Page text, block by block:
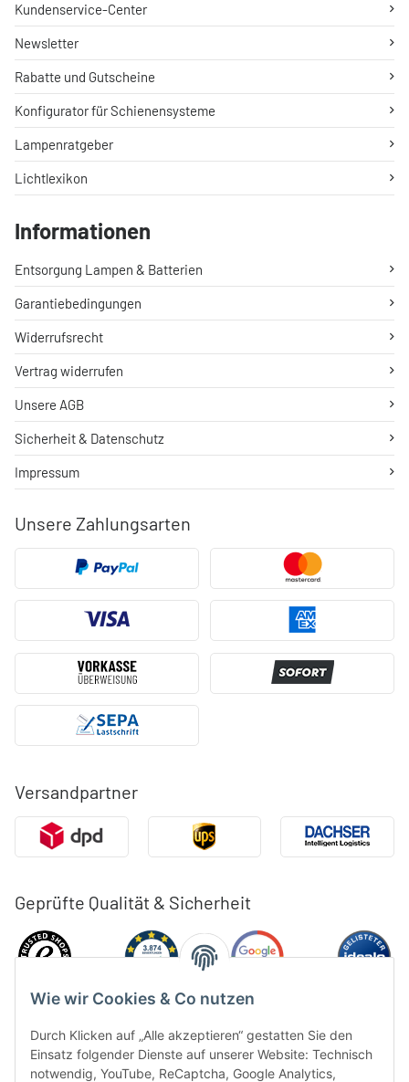
Wie wir Cookies & Co nutzen
Durch Klicken auf „Alle akzeptieren“ gestatten Sie den
Einsatz folgender Dienste auf unserer Website: Technisch
notwendig, YouTube, ReCaptcha, Google Analytics,
Unsere Zahlungsarten
Versandpartner
Geprüfte Qualität & Sicherheit
Kundenservice-Center
Newsletter
Rabatte und Gutscheine
Konfigurator für Schienensysteme
Lampenratgeber
Lichtlexikon
Informationen
Entsorgung Lampen & Batterien
Garantiebedingungen
Widerrufsrecht
Vertrag widerrufen
Unsere AGB
Sicherheit & Datenschutz
Impressum